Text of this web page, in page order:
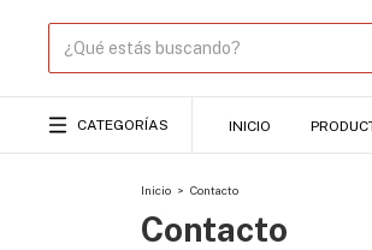
CATEGORÍAS INICIO
Inicio > Contacto
Contacto